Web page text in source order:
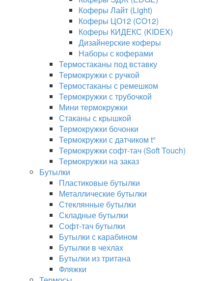
Коферы Лайт (Light)
Коферы ЦО12 (CO12)
Коферы КИДЕКС (KIDEX)
Дизайнерские коферы
Наборы с коферами
Термостаканы под вставку
Термокружки с ручкой
Термостаканы с ремешком
Термокружки с трубочкой
Мини термокружки
Стаканы с крышкой
Термокружки бочонки
Термокружки с датчиком t°
Термокружки софт-тач (Soft Touch)
Термокружки на заказ
Бутылки
Пластиковые бутылки
Металлические бутылки
Стеклянные бутылки
Складные бутылки
Софт-тач бутылки
Бутылки с карабином
Бутылки в чехлах
Бутылки из тритана
Фляжки